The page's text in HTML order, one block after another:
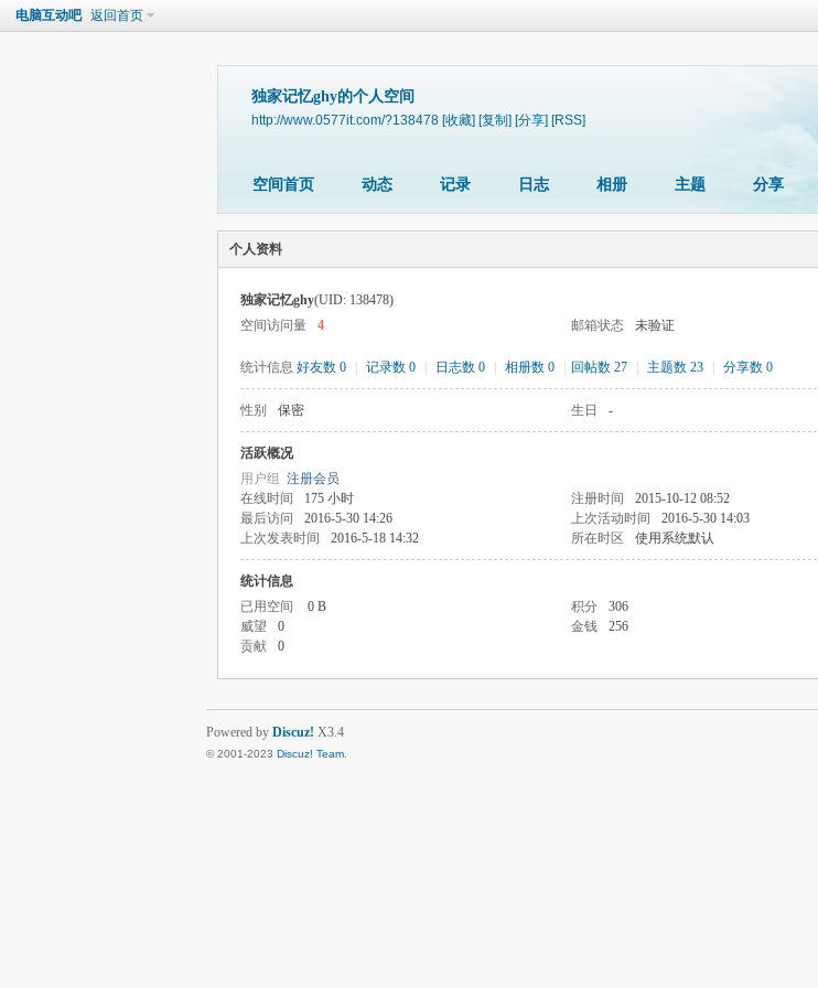
电脑互动吧 返回首页
独家记忆ghy的个人空间
http://www.0577it.com/?138478 [收藏] [复制] [分享] [RSS]
空间首页 动态 记录 日志 相册 主题 分享
个人资料
独家记忆ghy(UID: 138478)
空间访问量
4 邮箱状态 未验证
统计信息 好友数 0 记录数 0 日志数 0 相册数 0 回帖数 27 主题数 23 分享数 0
性别 保密 生日 -
活跃概况
用户组 注册会员
在线时间
175 小时 注册时间
2015-10-12 08:52
最后访问
2016-5-30 14:26 上次活动时间
2016-5-30 14:03
上次发表时间
2016-5-18 14:32 所在时区 使用系统默认
统计信息
已用空间
0 B 积分
306
威望
0 金钱
256
贡献
0
Powered by Discuz! X3.4
© 2001-2023 Discuz! Team